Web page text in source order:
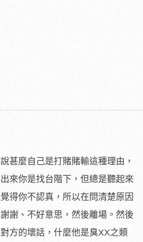
甚麼自己是打賭賭輸這種理由，
來你是找台階下，但總是聽起來
得你不認真，所以在問清楚原因
謝、不好意思，然後離場。然後
方的壞話，什麼他是臭XX之類